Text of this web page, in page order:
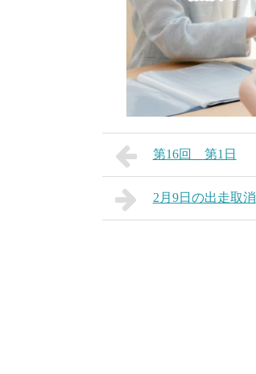
第16回 第1日
2月9日の出走取消